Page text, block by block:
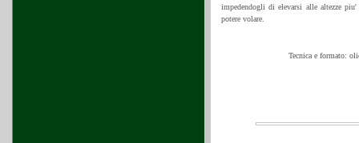
impedendogli di elevarsi alle altezze
potere volare.
Tecnica e formato: